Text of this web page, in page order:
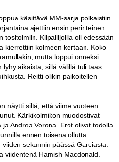
käsittävä MM-sarja polkaistiin
ajettiin ensin perinteinen
tositoimiin. Kilpailijoilla oli edessään
kierrettiin kolmeen kertaan. Koko
mutta loppui onneksi
lyhytaikaista, sillä välillä tuli taas
Reitti olikin paikoitellen
näytti siltä, että viime vuoteen
Kärkikolmikon muodostivat
Andrea Verona. Erot olivat todella
ennen toisena ollutta
sekunnin päässä Garciasta.
viidentenä Hamish Macdonald.